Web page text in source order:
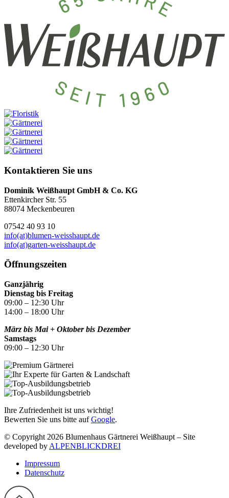
Kontaktieren Sie uns
Dominik Weißhaupt GmbH & Co. KG
Ettenkircher Str. 55
88074 Meckenbeuren
07542 40 93 10
info(at)blumen-weisshaupt.de
info(at)garten-weisshaupt.de
Öffnungszeiten
Ganzjährig
Dienstag bis Freitag
09:00 – 12:30 Uhr
14:00 – 18:00 Uhr
März bis Mai + Oktober bis Dezember
Samstags
09:00 – 12:30 Uhr
Ihre Zufriedenheit ist uns wichtig!
Bewerten Sie uns bitte aufGoogle.
© Copyright 2026 Blumenhaus Gärtnerei Weißhaupt – Site
developed by ALPENBLICKDREI
Impressum
Datenschutz